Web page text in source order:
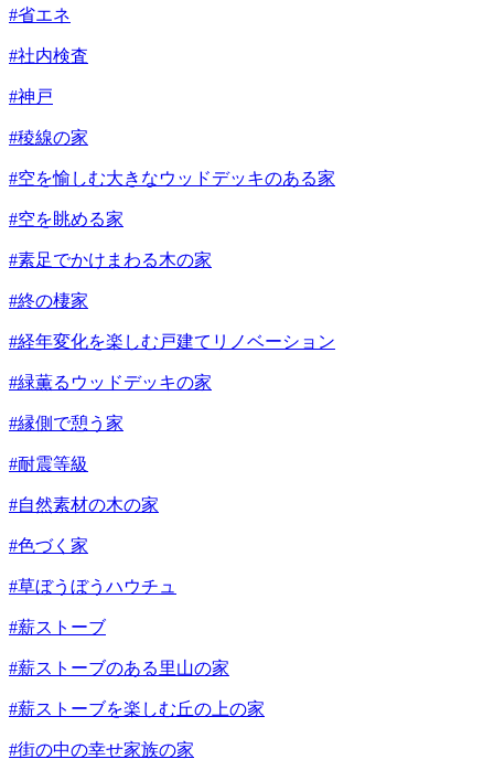
#省エネ
#社内検査
#神戸
#稜線の家
#空を愉しむ大きなウッドデッキのある家
#空を眺める家
#素足でかけまわる木の家
#終の棲家
#経年変化を楽しむ戸建てリノベーション
#緑薫るウッドデッキの家
#縁側で憩う家
#耐震等級
#自然素材の木の家
#色づく家
#草ぼうぼうハウチュ
#薪ストーブ
#薪ストーブのある里山の家
#薪ストーブを楽しむ丘の上の家
#街の中の幸せ家族の家